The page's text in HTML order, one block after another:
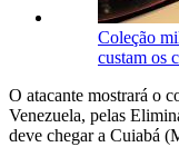
Coleção
custam os
O atacante mostrará o
Venezuela, pelas
deve chegar a Cuiabá